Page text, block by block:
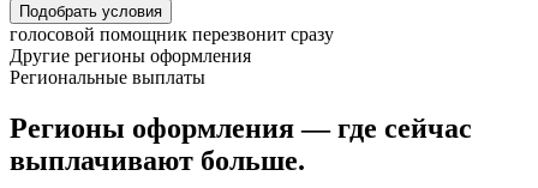
Подобрать условия
голосовой помощник перезвонит сразу
Другие регионы оформления
Региональные выплаты
Регионы оформления — где сейчас
выплачивают больше.